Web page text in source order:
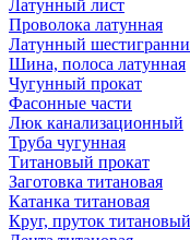
Латунный лист
Проволока латунная
Латунный
Шина, полоса латунная
Чугунный прокат
Фасонные части
Люк канализационный
Труба чугунная
Титановый прокат
Заготовка титановая
Катанка титановая
Круг, пруток титановый